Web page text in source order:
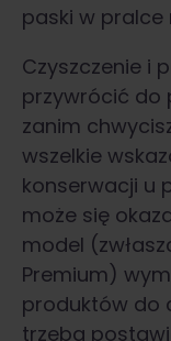
paski w pralce
Czyszczenie i
przywrócić do
zanim
wszelkie
konserwacji u
może się
model
Premium)
produktów do
trzeba